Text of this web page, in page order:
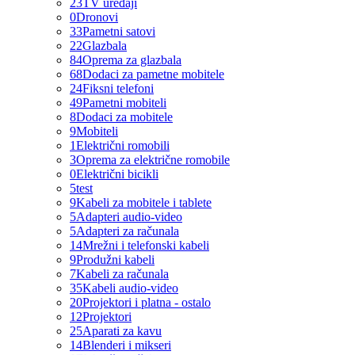
23TV uređaji
0Dronovi
33Pametni satovi
22Glazbala
84Oprema za glazbala
68Dodaci za pametne mobitele
24Fiksni telefoni
49Pametni mobiteli
8Dodaci za mobitele
9Mobiteli
1Električni romobili
3Oprema za električne romobile
0Električni bicikli
5test
9Kabeli za mobitele i tablete
5Adapteri audio-video
5Adapteri za računala
14Mrežni i telefonski kabeli
9Produžni kabeli
7Kabeli za računala
35Kabeli audio-video
20Projektori i platna - ostalo
12Projektori
25Aparati za kavu
14Blenderi i mikseri